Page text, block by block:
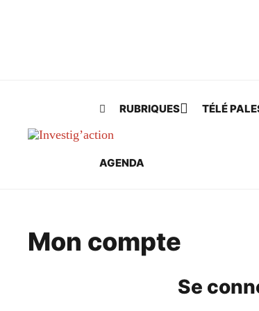
RUBRIQUES TÉLÉ
AGENDA
Mon compte
Se